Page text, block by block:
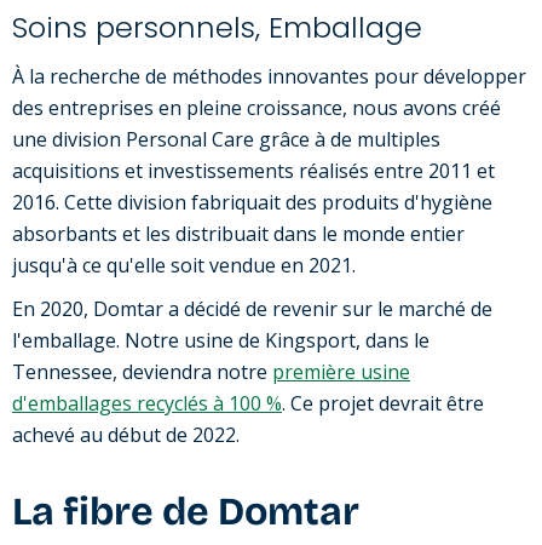
Soins personnels, Emballage
À la recherche de méthodes innovantes pour développer
des entreprises en pleine croissance, nous avons créé
une division Personal Care grâce à de multiples
acquisitions et investissements réalisés entre 2011 et
2016. Cette division fabriquait des produits d'hygiène
absorbants et les distribuait dans le monde entier
jusqu'à ce qu'elle soit vendue en 2021.
En 2020, Domtar a décidé de revenir sur le marché de
l'emballage. Notre usine de Kingsport, dans le
Tennessee, deviendra notre première usine
d'emballages recyclés à 100 %. Ce projet devrait être
achevé au début de 2022.
La fibre de Domtar